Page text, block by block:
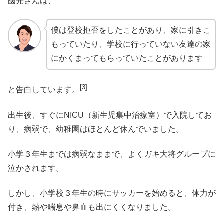
僕は登校拒否をしたことがあり、家に引きこ
もっていたり、学校に行っていない友達の家
にかくまってもらっていたことがあります
と告白しています。 [3]
出生後、すぐにNICU（新生児集中治療室）で入院してお
り、病弱で、幼稚園はほとんど休んでいました。
小学３年生までは病弱なままで、よくガキ大将グループに
泣かされます。
しかし、小学校３年生の時にサッカーを始めると、体力が
付き、熱や喘息や鼻血も出にくくなりました。